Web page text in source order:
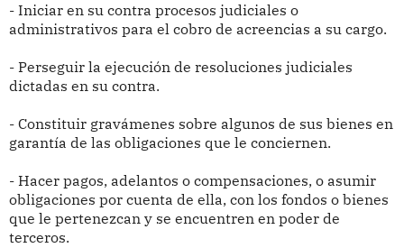
- Iniciar en su contra procesos judiciales o
administrativos para el cobro de acreencias a su cargo.
- Perseguir la ejecución de resoluciones judiciales
dictadas en su contra.
- Constituir gravámenes sobre algunos de sus bienes en
garantía de las obligaciones que le conciernen.
- Hacer pagos, adelantos o compensaciones, o asumir
obligaciones por cuenta de ella, con los fondos o bienes
que le pertenezcan y se encuentren en poder de
terceros.